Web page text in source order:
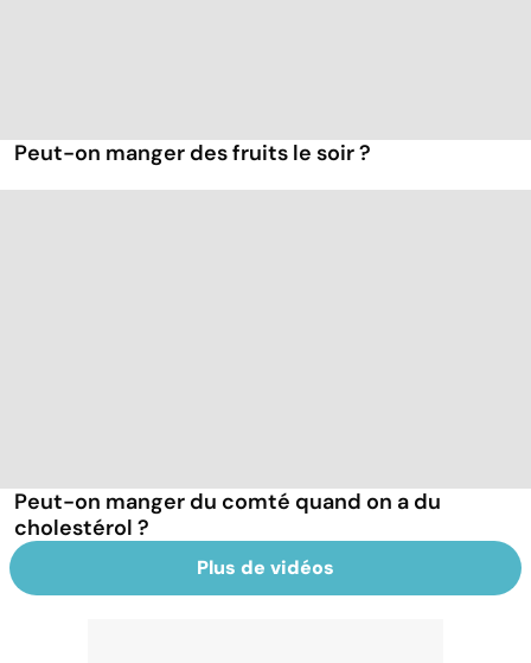
Peut-on manger des fruits le soir ?
Peut-on manger du comté quand on a du
cholestérol ?
Plus de vidéos